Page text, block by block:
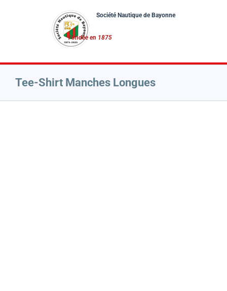
Tee-Shirt Manches Longues